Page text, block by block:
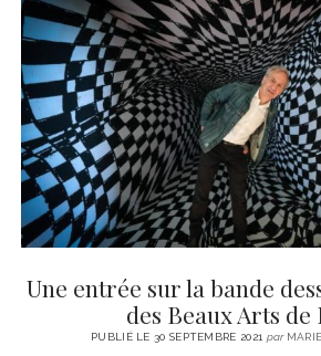
Une entrée sur la bande
des Beaux Arts
PUBLIÉ LE 30 SEPTEMBRE 2021 par